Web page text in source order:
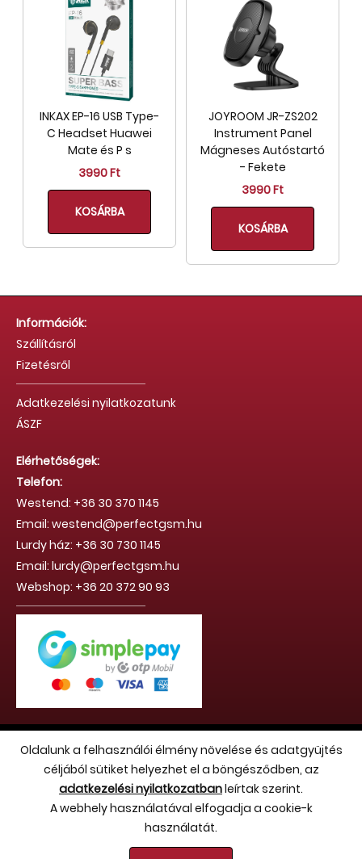
INKAX EP-16 USB Type-
C Headset Huawei
Mate és P s
3990 Ft
KOSÁRBA
JOYROOM JR-ZS202
Instrument Panel
Mágneses Autóstartó
- Fekete
3990 Ft
KOSÁRBA
Információk:
Szállításról
Fizetésről
Adatkezelési nyilatkozatunk
ÁSZF
Elérhetőségek:
Telefon:
Westend: +36 30 370 1145
Email: westend@perfectgsm.hu
Lurdy ház: +36 30 730 1145
Email: lurdy@perfectgsm.hu
Webshop: +36 20 372 90 93
Oldalunk a felhasználói élmény növelése és adatgyüjtés
céljából sütiket helyezhet el a böngésződben, az
adatkezelési nyilatkozatbanleírtak szerint.
A webhely használatával elfogadja a cookie-k
használatát.